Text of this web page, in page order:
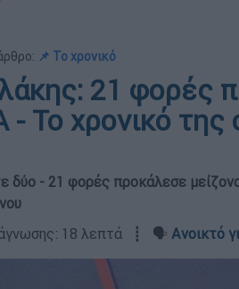
📌 Το χρονικό
21 φορές
- Το χρονικό
δύο - 21 φορές προκάλεσε
18 λεπτά ┋ 🗣️ Ανοικτό